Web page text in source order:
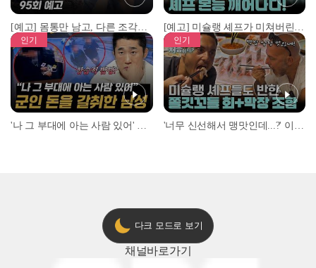
[예고] 몸통만 남고, 다른 조각은 어디에..? 시화호에서 드러난 충격적인 토막 살인사건! [예고] 미슐랭 셰프가 미쳐버린 이유! 본능이 깨어난 사건은?
인기 인기
다크 모드로 보기
채널바로가기